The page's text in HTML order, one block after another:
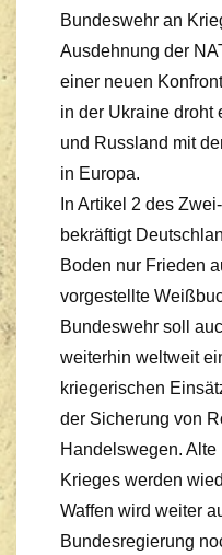
Bundeswehr an
Ausdehnung der
einer neuen
in der Ukraine droht
und Russland mit
in Europa.
In Artikel 2 des
bekräftigt
Boden nur Frieden
vorgestellte
Bundeswehr soll
weiterhin weltweit
kriegerischen
der Sicherung von
Handelswegen.
Krieges werden
Waffen wird weiter
Bundesregierung